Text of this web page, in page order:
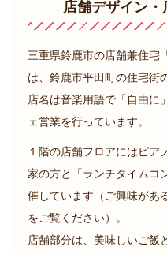
店舗デザイン
三重県鈴鹿市の店舗兼住
は、鈴鹿市平田町の住宅街
店名は音楽用語で「自由に
ェ営業を行っています。
１階の店舗フロアにはピア
家の方と「ランチタイムコ
催しています（ご興味があ
をご覧ください）。
店舗部分は、美味しいご飯